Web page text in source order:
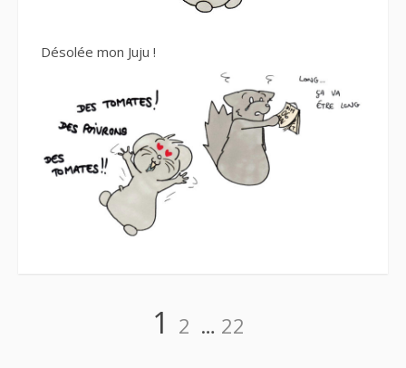
Désolée mon Juju !
Page
1 Page
2 … Page
22